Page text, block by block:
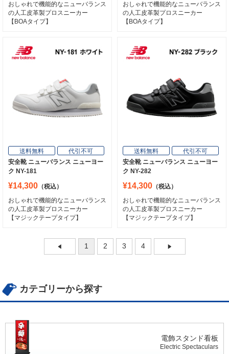
おしゃれで機能的なニューバランス
の人工皮革製プロスニーカー
【BOAタイプ】
おしゃれで機能的なニューバランス
の人工皮革製プロスニーカー
【BOAタイプ】
送料無料
代引不可
安全靴 ニューバランス ニューヨー
ク NY-181
¥14,300 （税込）
おしゃれで機能的なニューバランス
の人工皮革製プロスニーカー
【マジックテープタイプ】
送料無料
代引不可
安全靴 ニューバランス ニューヨー
ク NY-282
¥14,300 （税込）
おしゃれで機能的なニューバランス
の人工皮革製プロスニーカー
【マジックテープタイプ】
1 2 3 4
カテゴリーから探す
電飾スタンド看板
Electric Spectaculars